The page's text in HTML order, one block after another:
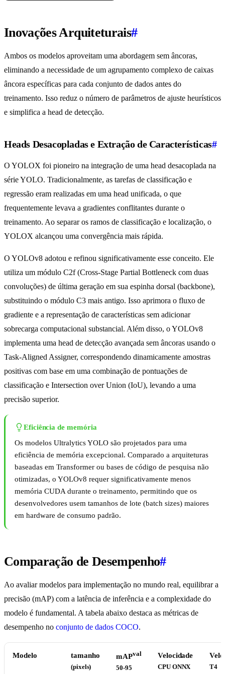
Inovações Arquiteturais#
Ambos os modelos aproveitam uma abordagem sem âncoras,
eliminando a necessidade de um agrupamento complexo de caixas
âncora específicas para cada conjunto de dados antes do
treinamento. Isso reduz o número de parâmetros de ajuste heurísticos
e simplifica a head de detecção.
Heads Desacopladas e Extração de Características#
O YOLOX foi pioneiro na integração de uma head desacoplada na
série YOLO. Tradicionalmente, as tarefas de classificação e
regressão eram realizadas em uma head unificada, o que
frequentemente levava a gradientes conflitantes durante o
treinamento. Ao separar os ramos de classificação e localização, o
YOLOX alcançou uma convergência mais rápida.
O YOLOv8 adotou e refinou significativamente esse conceito. Ele
utiliza um módulo C2f (Cross-Stage Partial Bottleneck com duas
convoluções) de última geração em sua espinha dorsal (backbone),
substituindo o módulo C3 mais antigo. Isso aprimora o fluxo de
gradiente e a representação de características sem adicionar
sobrecarga computacional substancial. Além disso, o YOLOv8
implementa uma head de detecção avançada sem âncoras usando o
Task-Aligned Assigner, correspondendo dinamicamente amostras
positivas com base em uma combinação de pontuações de
classificação e Intersection over Union (IoU), levando a uma
precisão superior.
Eficiência de memória
Os modelos Ultralytics YOLO são projetados para uma
eficiência de memória excepcional. Comparado a arquiteturas
baseadas em Transformer ou bases de código de pesquisa não
otimizadas, o YOLOv8 requer significativamente menos
memória CUDA durante o treinamento, permitindo que os
desenvolvedores usem tamanhos de lote (batch sizes) maiores
em hardware de consumo padrão.
Comparação de Desempenho#
Ao avaliar modelos para implementação no mundo real, equilibrar a
precisão (mAP) com a latência de inferência e a complexidade do
modelo é fundamental. A tabela abaixo destaca as métricas de
desempenho no conjunto de dados COCO.
Modelo tamanho
(pixels)
mAPval
50-95
Velocidade
CPU ONNX
T4